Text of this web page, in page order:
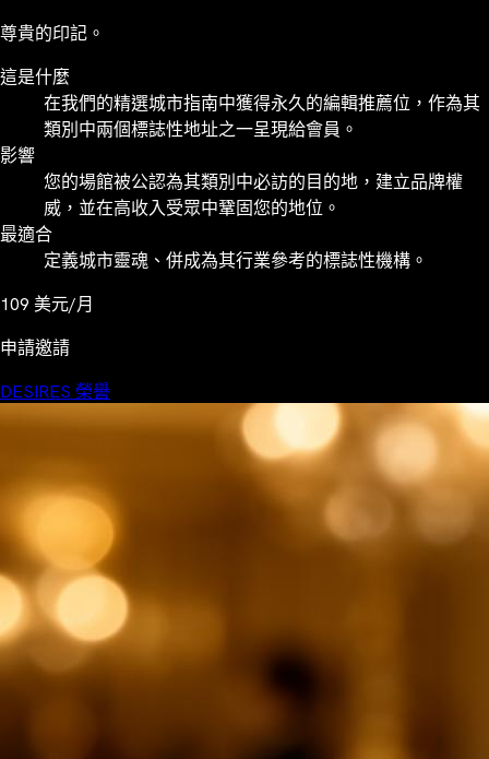
尊貴的印記。
這是什麼
在我們的精選城市指南中獲得永久的編輯推薦位，作為其
類別中兩個標誌性地址之一呈現給會員。
影響
您的場館被公認為其類別中必訪的目的地，建立品牌權
威，並在高收入受眾中鞏固您的地位。
最適合
定義城市靈魂、併成為其行業參考的標誌性機構。
109 美元/月
申請邀請
DESIRES 榮譽